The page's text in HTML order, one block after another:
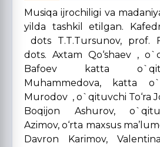
Musiqa ijrochiligi va
yilda tashkil etilgan.
dots T.T.Tursunov, prof.
dots. Axtam Qo‘shaev ,
Bafoev katta
Muhammedova, katta
Murodov , o`qituvchi To‘ra
Boqijon Ashurov,
Azimov, o‘rta maxsus
Davron Karimov,